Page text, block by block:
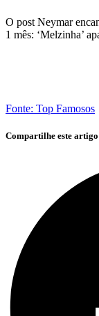
O post Neymar
1 mês: ‘Melzinha’
Fonte: Top Famosos
Compartilhe este